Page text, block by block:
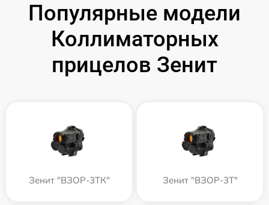
Популярные модели
Коллиматорных
прицелов Зенит
Зенит "ВЗОР-3ТК" Зенит "ВЗОР-3Т"